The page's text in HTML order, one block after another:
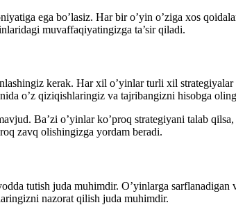
ega bo’lasiz. Har bir o’yin o’ziga xos
muvaffaqiyatingizga ta’sir qiladi.
kerak. Har xil o’yinlar turli xil
o’z qiziqishlaringiz va tajribangizni hisobga
Ba’zi o’yinlar ko’proq strategiyani talab
zavq olishingizga yordam beradi.
tutish juda muhimdir. O’yinlarga
nazorat qilish juda muhimdir.